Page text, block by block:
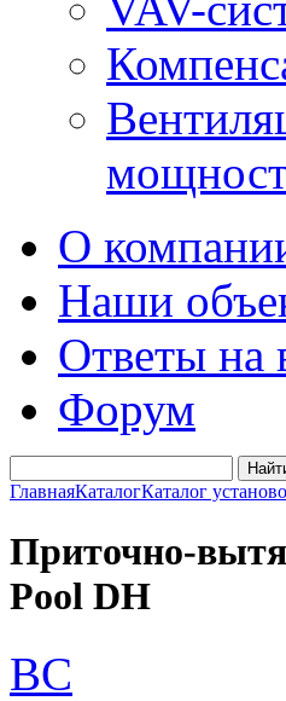
О
Наши
Ответы на
Форум
ГлавнаяКаталогКаталог
Приточно-
Pool DH
BC